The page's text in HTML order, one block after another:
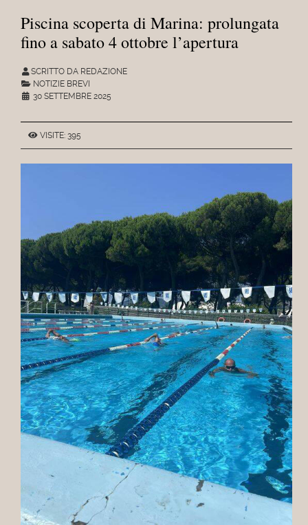
Piscina scoperta di Marina: prolungata
fino a sabato 4 ottobre l’apertura
SCRITTO DA REDAZIONE
NOTIZIE BREVI
30 SETTEMBRE 2025
VISITE: 395